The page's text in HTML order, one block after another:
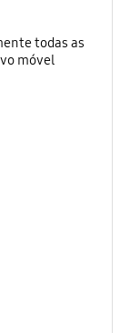
todas as
móvel